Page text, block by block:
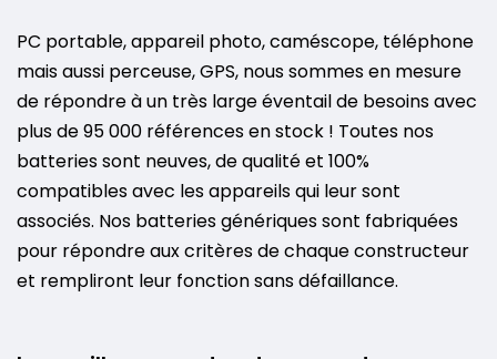
PC portable, appareil photo, caméscope, téléphone
mais aussi perceuse, GPS, nous sommes en mesure
de répondre à un très large éventail de besoins avec
plus de 95 000 références en stock ! Toutes nos
batteries sont neuves, de qualité et 100%
compatibles avec les appareils qui leur sont
associés. Nos batteries génériques sont fabriquées
pour répondre aux critères de chaque constructeur
et rempliront leur fonction sans défaillance.